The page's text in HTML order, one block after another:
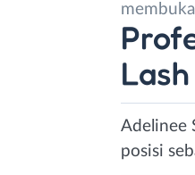
Adelinee
posisi